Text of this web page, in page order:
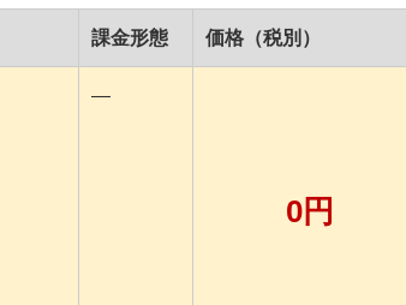
課金形態 価格（税別）
―
0円